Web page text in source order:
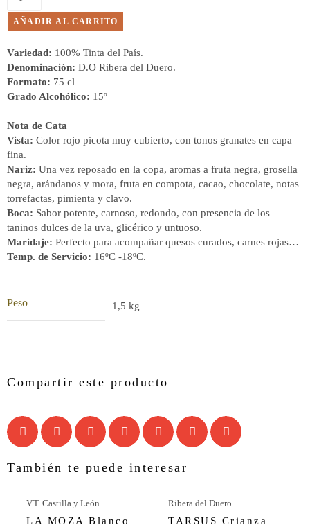
AÑADIR AL CARRITO
Variedad: 100% Tinta del País.
Denominación: D.O Ribera del Duero.
Formato: 75 cl
Grado Alcohólico: 15º
Nota de Cata
Vista: Color rojo picota muy cubierto, con tonos granates en capa
fina.
Nariz: Una vez reposado en la copa, aromas a fruta negra, grosella
negra, arándanos y mora, fruta en compota, cacao, chocolate, notas
torrefactas, pimienta y clavo.
Boca: Sabor potente, carnoso, redondo, con presencia de los
taninos dulces de la uva, glicérico y untuoso.
Maridaje: Perfecto para acompañar quesos curados, carnes rojas…
Temp. de Servicio: 16ºC -18ºC.
Peso 1,5 kg
Compartir este producto
También te puede interesar
V.T. Castilla y León
LA MOZA Blanco
Ribera del Duero
TARSUS Crianza